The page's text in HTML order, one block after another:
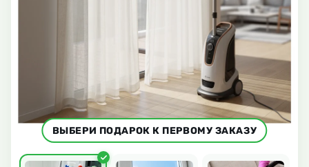
ВЫБЕРИ ПОДАРОК К ПЕРВОМУ ЗАКАЗУ